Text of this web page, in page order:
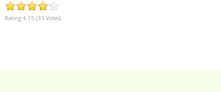
Rating 4.15 (33 Votes)